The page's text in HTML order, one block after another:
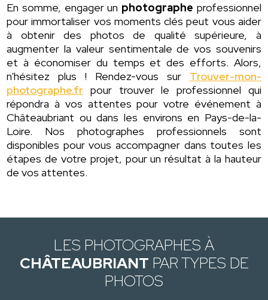
En somme, engager un photographe professionnel
pour immortaliser vos moments clés peut vous aider
à obtenir des photos de qualité supérieure, à
augmenter la valeur sentimentale de vos souvenirs
et à économiser du temps et des efforts. Alors,
n'hésitez plus ! Rendez-vous sur Trouver-mon-
photographe.fr pour trouver le professionnel qui
répondra à vos attentes pour votre événement à
Châteaubriant ou dans les environs en Pays-de-la-
Loire. Nos photographes professionnels sont
disponibles pour vous accompagner dans toutes les
étapes de votre projet, pour un résultat à la hauteur
de vos attentes.
LES PHOTOGRAPHES À
CHÂTEAUBRIANT PAR TYPES DE
PHOTOS